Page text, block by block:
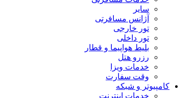
سایر
آژانس مسافرتی
تور خارجی
تور داخلی
بلیط هواپیما و قطار
رزرو هتل
خدمات ویزا
وقت سفارت
کامپیوتر و شبکه
خدمات اینترنت